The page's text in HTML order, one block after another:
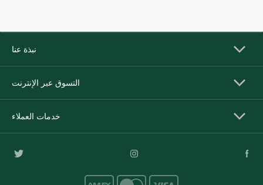
نبذة عنا
التسوق عبر الإنترنت
خدمات العملاء